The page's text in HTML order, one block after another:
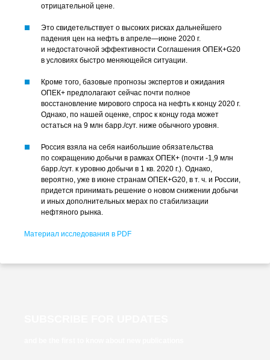
отрицательной цене.
Это свидетельствует о высоких рисках дальнейшего
падения цен на нефть в апреле—июне 2020 г.
и недостаточной эффективности Соглашения ОПЕК+G20
в условиях быстро меняющейся ситуации.
Кроме того, базовые прогнозы экспертов и ожидания
ОПЕК+ предполагают сейчас почти полное
восстановление мирового спроса на нефть к концу 2020 г.
Однако, по нашей оценке, спрос к концу года может
остаться на 9 млн барр./сут. ниже обычного уровня.
Россия взяла на себя наибольшие обязательства
по сокращению добычи в рамках ОПЕК+ (почти -1,9 млн
барр./сут. к уровню добычи в 1 кв. 2020 г.). Однако,
вероятно, уже в июне странам ОПЕК+G20, в т. ч. и России,
придется принимать решение о новом снижении добычи
и иных дополнительных мерах по стабилизации
нефтяного рынка.
Материал исследования в PDF